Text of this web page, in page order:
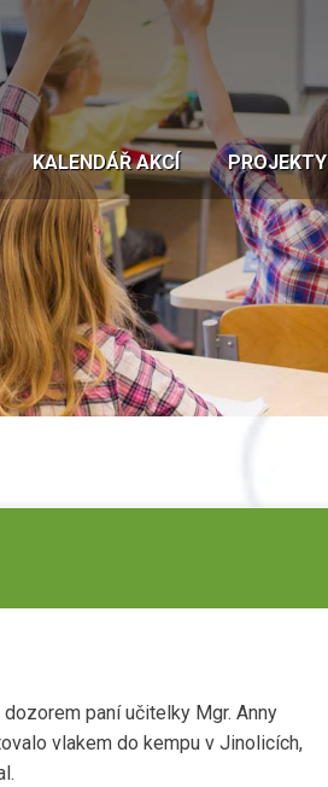
KALENDÁŘ AKCÍ PROJEKTY
paní učitelky Mgr. Anny
vlakem do kempu v Jinolicích,